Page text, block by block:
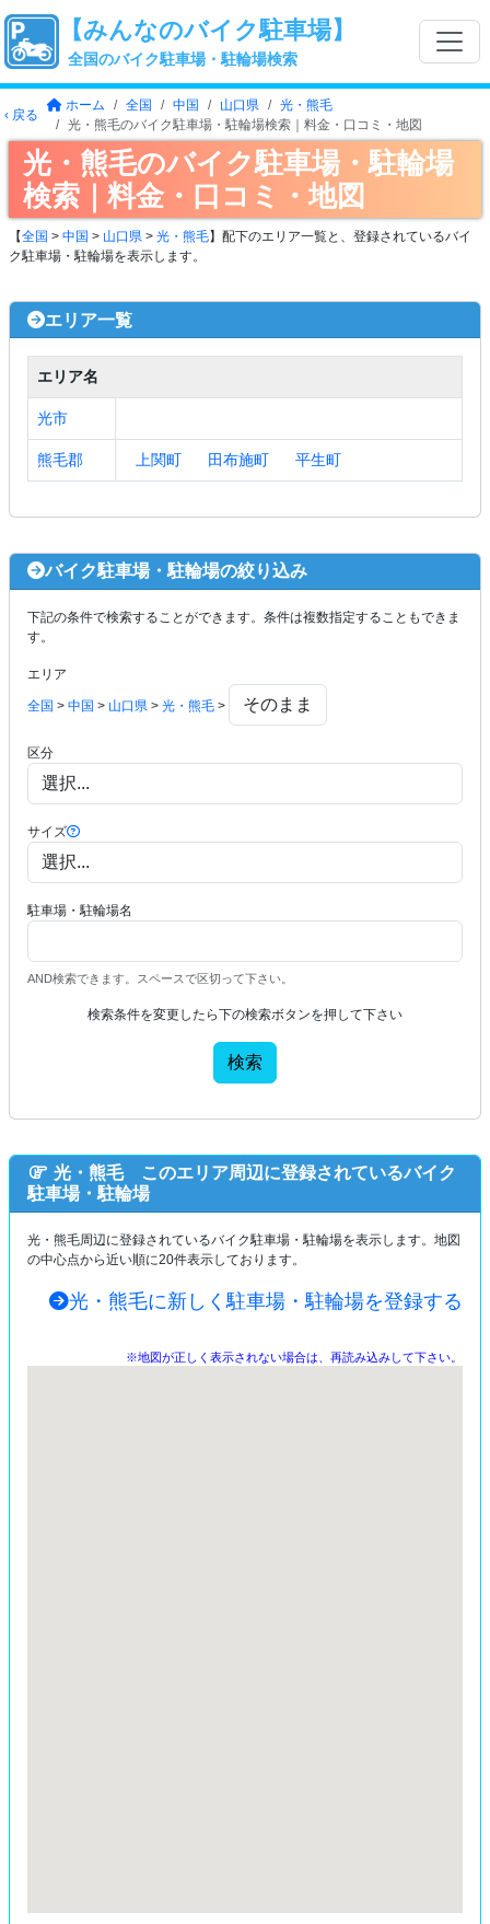
【みんなのバイク駐車場】
全国のバイク駐車場・駐輪場検索
‹ 戻る
ホーム 全国 中国 山口県
光・熊毛
光・熊毛のバイク駐車場・駐輪場検索｜料金・口コミ・地図
光・熊毛のバイク駐車場・駐輪場
検索｜料金・口コミ・地図
【全国 > 中国 > 山口県 > 光・熊毛】配下のエリア一覧と、登録されているバイ
ク駐車場・駐輪場を表示します。
エリア一覧
エリア名
光市
熊毛郡 上関町 田布施町 平生町
バイク駐車場・駐輪場の絞り込み
下記の条件で検索することができます。条件は複数指定することもできま
す。
エリア
全国 > 中国 > 山口県 > 光・熊毛 >
区分
サイズ
駐車場・駐輪場名
AND検索できます。スペースで区切って下さい。
検索条件を変更したら下の検索ボタンを押して下さい
検索
光・熊毛 このエリア周辺に登録されているバイク
駐車場・駐輪場
光・熊毛周辺に登録されているバイク駐車場・駐輪場を表示します。地図
の中心点から近い順に20件表示しております。
光・熊毛に新しく駐車場・駐輪場を登録する
※地図が正しく表示されない場合は、再読み込みして下さい。